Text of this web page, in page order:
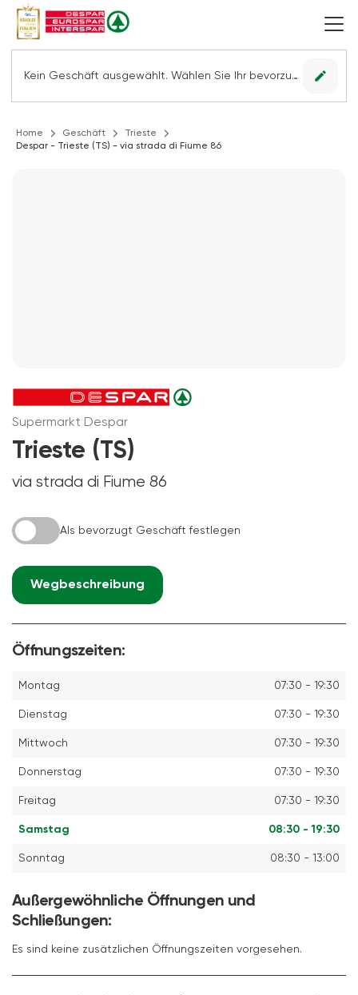
Kein Geschäft ausgewählt. Wählen Sie Ihr bevorzugtes Geschäft, um alle Angebote sehen zu können. edit
Home Geschäft
Trieste
Despar - Trieste (TS) - via strada di Fiume 86
Supermarkt Despar
Trieste (TS)
via strada di Fiume 86
Als bevorzugt Geschäft festlegen
Wegbeschreibung
Öffnungszeiten:
Montag 07:30 - 19:30
Dienstag 07:30 - 19:30
Mittwoch 07:30 - 19:30
Donnerstag 07:30 - 19:30
Freitag 07:30 - 19:30
Samstag 08:30 - 19:30
Sonntag 08:30 - 13:00
Außergewöhnliche Öffnungen und
Schließungen:
Es sind keine zusätzlichen Öffnungszeiten vorgesehen.